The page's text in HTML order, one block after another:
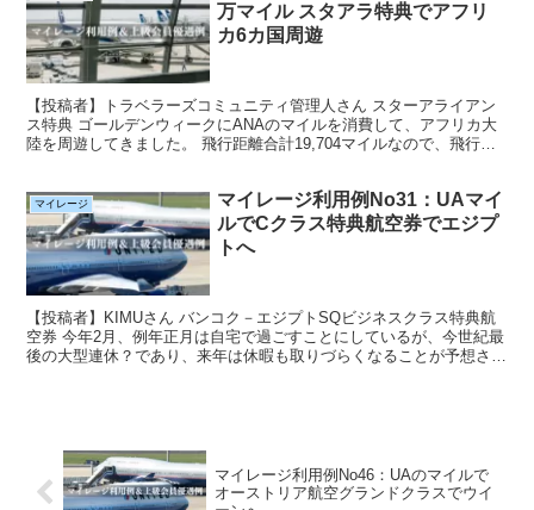
万マイル スタアラ特典でアフリ
カ6カ国周遊
【投稿者】トラベラーズコミュニティ管理人さん スターアライアン
ス特典 ゴールデンウィークにANAのマイルを消費して、アフリカ大
陸を周遊してきました。 飛行距離合計19,704マイルなので、飛行距
マイレージ
マイレージ利用例No31：UAマイ
ルでCクラス特典航空券でエジプ
トへ
【投稿者】KIMUさん バンコク－エジプトSQビジネスクラス特典航
空券 今年2月、例年正月は自宅で過ごすことにしているが、今世紀最
後の大型連休？であり、来年は休暇も取りづらくなることが予想され
マイレージ利用例No46：UAのマイルで
オーストリア航空グランドクラスでウイ